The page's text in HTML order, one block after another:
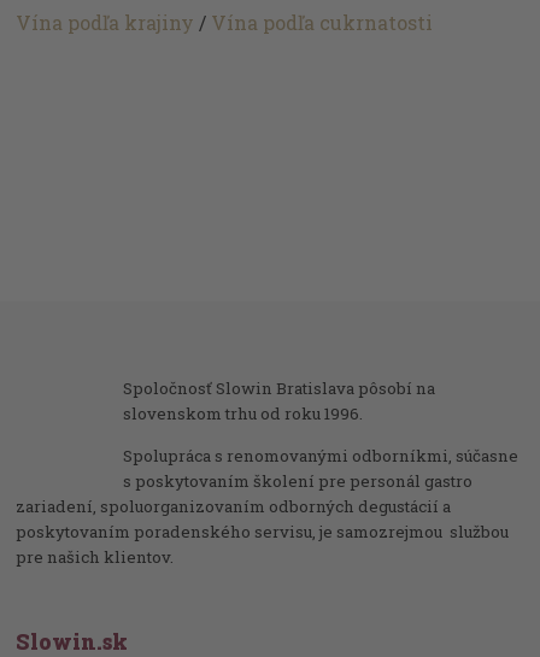
Vína podľa krajiny / Vína podľa cukrnatosti
Spoločnosť Slowin Bratislava pôsobí na
slovenskom trhu od roku 1996.
Spolupráca s renomovanými odborníkmi, súčasne
s poskytovaním školení pre personál gastro
zariadení, spoluorganizovaním odborných degustácií a
poskytovaním poradenského servisu, je samozrejmou službou
pre našich klientov.
Slowin.sk